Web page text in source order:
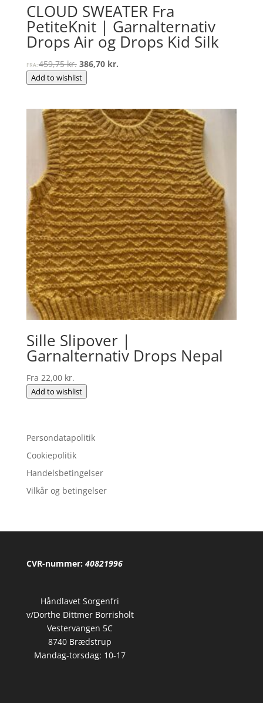
CLOUD SWEATER Fra
PetiteKnit | Garnalternativ
Drops Air og Drops Kid Silk
FRA:459,75kr. Den
oprindelige
459,75 kr..
386,70 kr.Den
386,70 kr..
Add to wishlist
Sille Slipover |
Garnalternativ Drops Nepal
Fra 22,00 kr.
Add to wishlist
Persondatapolitik
Cookiepolitik
Handelsbetingelser
Vilkår og betingelser
CVR-nummer: 40821996
Håndlavet Sorgenfri
v/Dorthe Dittmer Borrisholt
Vestervangen 5C
8740 Brædstrup
Mandag-torsdag: 10-17